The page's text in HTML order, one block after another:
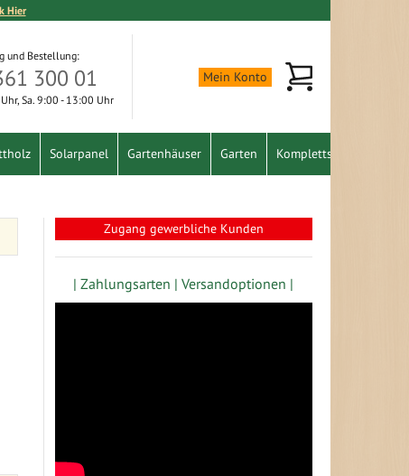
Hier
und Bestellung:
300 01
Sa. 9:00 - 13:00 Uhr
Mein Konto Mein Warenkorb
Solarpanel Gartenhäuser Garten Komplettset
Zugang gewerbliche Kunden
| Zahlungsarten | Versandoptionen |